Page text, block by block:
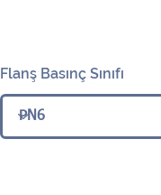
Flanş Basınç Sınıfı